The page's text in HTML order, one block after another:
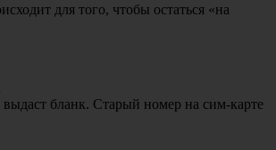
для того, чтобы остаться «на
бланк. Старый номер на сим-карте